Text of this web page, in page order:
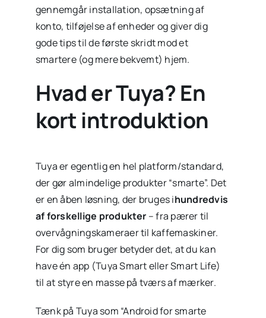
gennemgår installation, opsætning af
konto, tilføjelse af enheder og giver dig
gode tips til de første skridt mod et
smartere (og mere bekvemt) hjem.
Hvad er Tuya? En
kort introduktion
Tuya er egentlig en hel platform/standard,
der gør almindelige produkter “smarte”. Det
er en åben løsning, der bruges ihundredvis
af forskellige produkter – fra pærer til
overvågningskameraer til kaffemaskiner.
For dig som bruger betyder det, at du kan
have én app (Tuya Smart eller Smart Life)
til at styre en masse på tværs af mærker.
Tænk på Tuya som “Android for smarte